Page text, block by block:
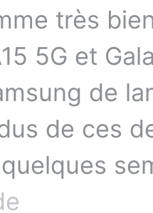
très
5G et
de
de ces